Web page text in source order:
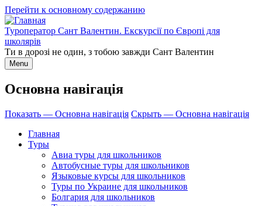
Перейти к основному содержанию
Туроператор Сант Валентин. Екскурсії по Європі для
школярів
Ти в дорозі не один, з тобою завжди Сант Валентин
Menu
Основна навігація
Показать — Основна навігація Скрыть — Основна навігація
Главная
Туры
Авиа туры для школьников
Автобусные туры для школьников
Языковые курсы для школьников
Туры по Украине для школьников
Болгария для школьников